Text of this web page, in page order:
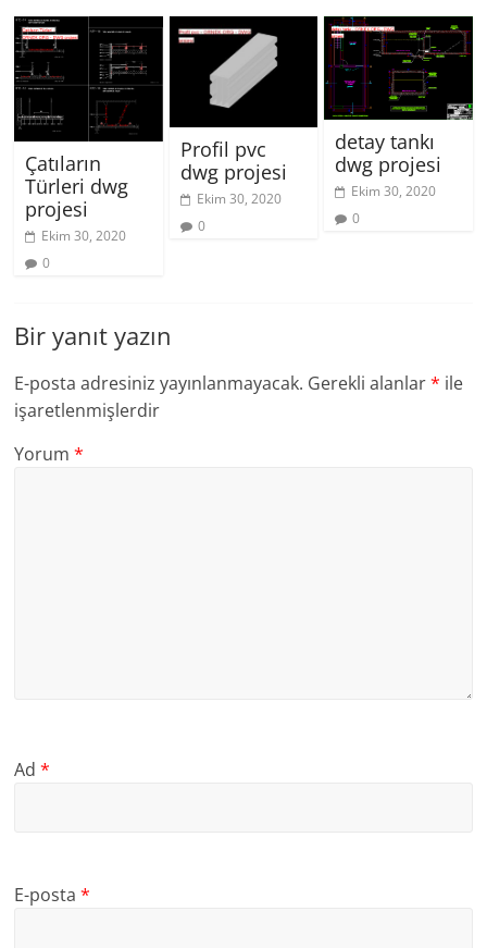
Çatıların
Türleri dwg
projesi
Ekim 30, 2020
0
Profil pvc
dwg projesi
Ekim 30, 2020
0
detay tankı
dwg projesi
Ekim 30, 2020
0
Bir yanıt yazın
E-posta adresiniz yayınlanmayacak. Gerekli alanlar* ile
işaretlenmişlerdir
Yorum*
Ad*
E-posta*